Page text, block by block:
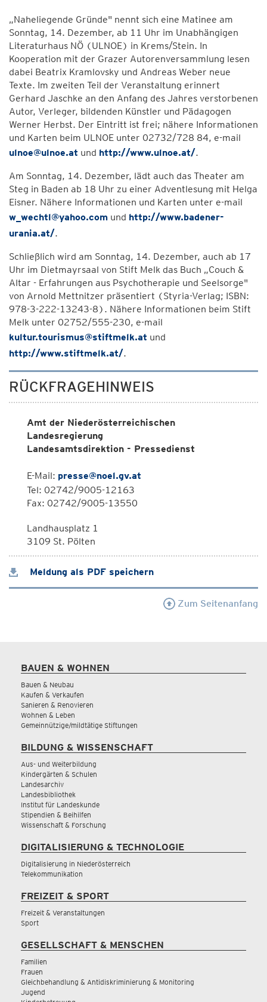
„Naheliegende Gründe" nennt sich eine Matinee am
Sonntag, 14. Dezember, ab 11 Uhr im Unabhängigen
Literaturhaus NÖ (ULNOE) in Krems/Stein. In
Kooperation mit der Grazer Autorenversammlung lesen
dabei Beatrix Kramlovsky und Andreas Weber neue
Texte. Im zweiten Teil der Veranstaltung erinnert
Gerhard Jaschke an den Anfang des Jahres verstorbenen
Autor, Verleger, bildenden Künstler und Pädagogen
Werner Herbst. Der Eintritt ist frei; nähere Informationen
und Karten beim ULNOE unter 02732/728 84, e-mail
ulnoe@ulnoe.at und http://www.ulnoe.at/.
Am Sonntag, 14. Dezember, lädt auch das Theater am
Steg in Baden ab 18 Uhr zu einer Adventlesung mit Helga
Eisner. Nähere Informationen und Karten unter e-mail
w_wechtl@yahoo.com und http://www.badener-
urania.at/.
Schließlich wird am Sonntag, 14. Dezember, auch ab 17
Uhr im Dietmayrsaal von Stift Melk das Buch „Couch &
Altar - Erfahrungen aus Psychotherapie und Seelsorge"
von Arnold Mettnitzer präsentiert (Styria-Verlag; ISBN:
978-3-222-13243-8). Nähere Informationen beim Stift
Melk unter 02752/555-230, e-mail
kultur.tourismus@stiftmelk.at und
http://www.stiftmelk.at/.
RÜCKFRAGEHINWEIS
Amt der Niederösterreichischen
Landesregierung
Landesamtsdirektion - Pressedienst
E-Mail: presse@noel.gv.at
Tel: 02742/9005-12163
Fax: 02742/9005-13550
Landhausplatz 1
3109 St. Pölten
Meldung als PDF speichern
Zum Seitenanfang
BAUEN & WOHNEN
Bauen & Neubau
Kaufen & Verkaufen
Sanieren & Renovieren
Wohnen & Leben
Gemeinnützige/mildtätige Stiftungen
BILDUNG & WISSENSCHAFT
Aus- und Weiterbildung
Kindergärten & Schulen
Landesarchiv
Landesbibliothek
Institut für Landeskunde
Stipendien & Beihilfen
Wissenschaft & Forschung
DIGITALISIERUNG & TECHNOLOGIE
Digitalisierung in Niederösterreich
Telekommunikation
FREIZEIT & SPORT
Freizeit & Veranstaltungen
Sport
GESELLSCHAFT & MENSCHEN
Familien
Frauen
Gleichbehandlung & Antidiskriminierung & Monitoring
Jugend